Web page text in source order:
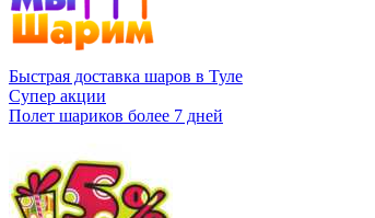
Быстрая доставка шаров в Туле
Супер акции
Полет шариков более 7 дней